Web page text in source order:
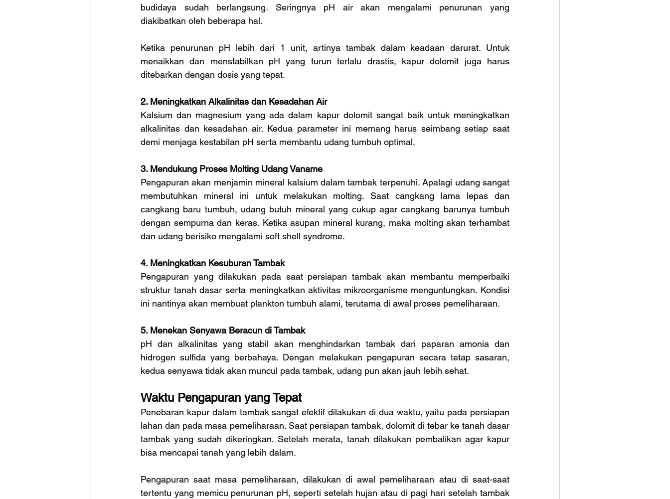
budidaya sudah berlangsung. Seringnya pH air akan mengalami penurunan yang
diakibatkan oleh beberapa hal.
Ketika penurunan pH lebih dari 1 unit, artinya tambak dalam keadaan darurat. Untuk
menaikkan dan menstabilkan pH yang turun terlalu drastis, kapur dolomit juga harus
ditebarkan dengan dosis yang tepat.
2. Meningkatkan Alkalinitas dan Kesadahan Air
Kalsium dan magnesium yang ada dalam kapur dolomit sangat baik untuk meningkatkan
alkalinitas dan kesadahan air. Kedua parameter ini memang harus seimbang setiap saat
demi menjaga kestabilan pH serta membantu udang tumbuh optimal.
3. Mendukung Proses Molting Udang Vaname
Pengapuran akan menjamin mineral kalsium dalam tambak terpenuhi. Apalagi udang sangat
membutuhkan mineral ini untuk melakukan molting. Saat cangkang lama lepas dan
cangkang baru tumbuh, udang butuh mineral yang cukup agar cangkang barunya tumbuh
dengan sempurna dan keras. Ketika asupan mineral kurang, maka molting akan terhambat
dan udang berisiko mengalami soft shell syndrome.
4. Meningkatkan Kesuburan Tambak
Pengapuran yang dilakukan pada saat persiapan tambak akan membantu memperbaiki
struktur tanah dasar serta meningkatkan aktivitas mikroorganisme menguntungkan. Kondisi
ini nantinya akan membuat plankton tumbuh alami, terutama di awal proses pemeliharaan.
5. Menekan Senyawa Beracun di Tambak
pH dan alkalinitas yang stabil akan menghindarkan tambak dari paparan amonia dan
hidrogen sulfida yang berbahaya. Dengan melakukan pengapuran secara tetap sasaran,
kedua senyawa tidak akan muncul pada tambak, udang pun akan jauh lebih sehat.
Waktu Pengapuran yang Tepat
Penebaran kapur dalam tambak sangat efektif dilakukan di dua waktu, yaitu pada persiapan
lahan dan pada masa pemeliharaan. Saat persiapan tambak, dolomit di tebar ke tanah dasar
tambak yang sudah dikeringkan. Setelah merata, tanah dilakukan pembalikan agar kapur
bisa mencapai tanah yang lebih dalam.
Pengapuran saat masa pemeliharaan, dilakukan di awal pemeliharaan atau di saat-saat
tertentu yang memicu penurunan pH, seperti setelah hujan atau di pagi hari setelah tambak